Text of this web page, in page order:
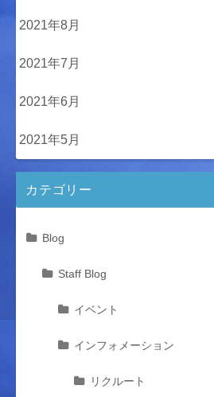
2021年8月
2021年7月
2021年6月
2021年5月
カテゴリー
Blog
Staff Blog
イベント
インフォメーション
リクルート